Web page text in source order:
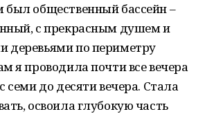
общественный бассейн –
с прекрасным душем и
деревьями по периметру
я проводила почти все вечера
семи до десяти вечера. Стала
освоила глубокую часть